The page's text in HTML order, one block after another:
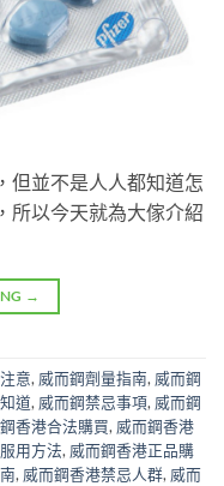
但並不是人人都知道怎
所以今天就為大傢介紹
→
意, 威而鋼劑量指南, 威而鋼
道, 威而鋼禁忌事項, 威而鋼
香港合法購買, 威而鋼香港
用方法, 威而鋼香港正品購
, 威而鋼香港禁忌人群, 威而